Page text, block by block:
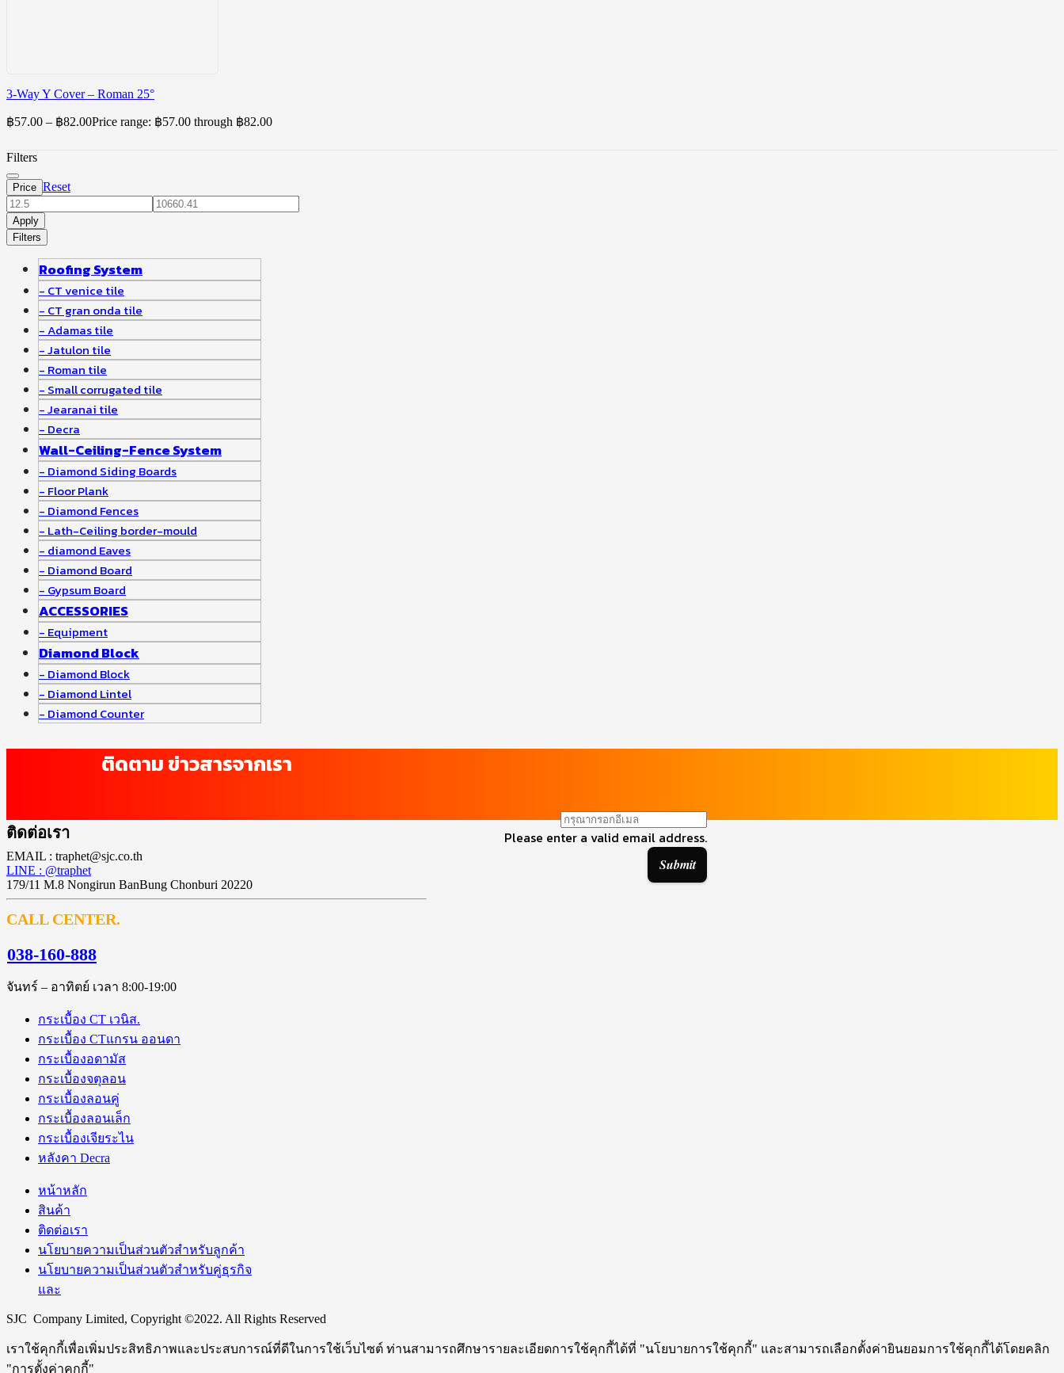
3-Way Y Cover – Roman 25°
฿57.00 – ฿82.00Price range: ฿57.00 through ฿82.00
Filters
Price Reset
Apply
Filters
Roofing System
CT venice tile
CT gran onda tile
Adamas tile
Jatulon tile
Roman tile
Small corrugated tile
Jearanai tile
Decra
Wall-Ceiling-Fence System
Diamond Siding Boards
Floor Plank
Diamond Fences
Lath-Ceiling border-mould
diamond Eaves
Diamond Board
Gypsum Board
ACCESSORIES
Equipment
Diamond Block
Diamond Block
Diamond Lintel
Diamond Counter
ติดตาม ข่าวสารจากเรา
Please enter a valid email address.
Submit
ติดต่อเรา
EMAIL : traphet@sjc.co.th
LINE : @traphet
179/11 M.8 Nongirun BanBung Chonburi 20220
CALL CENTER.
038-160-888
จันทร์ – อาทิตย์ เวลา 8:00-19:00
กระเบื้อง CT เวนิส.
กระเบื้อง CTแกรน ออนดา
กระเบื้องอดามัส
กระเบื้องจตุลอน
กระเบื้องลอนคู่
กระเบื้องลอนเล็ก
กระเบื้องเจียระไน
หลังคา Decra
หน้าหลัก
สินค้า
ติดต่อเรา
นโยบายความเป็นส่วนตัวสำหรับลูกค้า
นโยบายความเป็นส่วนตัวสำหรับคู่ธุรกิจ
และ
SJC Company Limited, Copyright ©2022. All Rights Reserved
เราใช้คุกกี้เพื่อเพิ่มประสิทธิภาพและประสบการณ์ที่ดีในการใช้เว็บไซต์ ท่านสามารถศึกษารายละเอียดการใช้คุกกี้ได้ที่ "นโยบายการใช้คุกกี้" และสามารถเลือกตั้งค่ายินยอมการใช้คุกกี้ได้โดยคลิก
"การตั้งค่าคุกกี้"